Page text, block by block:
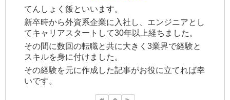
てんしょく飯といいます。
新卒時から外資系企業に入社し、エンジニアとし
てキャリアスタートして30年以上経ちました。
その間に数回の転職と共に大きく3業界で経験と
スキルを身に付けました。
その経験を元に作成した記事がお役に立てれば幸
いです。